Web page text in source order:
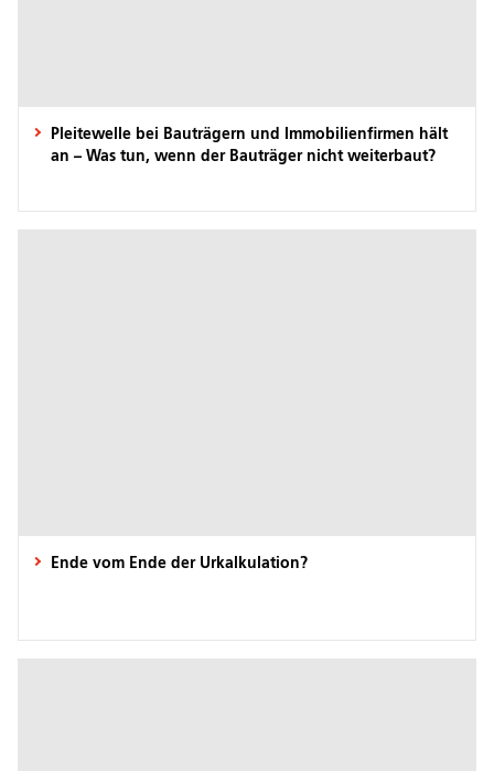
Pleitewelle bei Bauträgern und Immobilienfirmen hält
an – Was tun, wenn der Bauträger nicht weiterbaut?
Ende vom Ende der Urkalkulation?